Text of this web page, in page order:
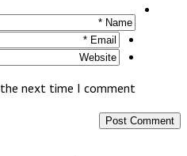
the next time I comment.